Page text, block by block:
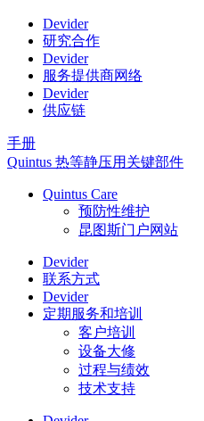
Devider
研究合作
Devider
服务提供商网络
Devider
供应链
手册
Quintus 热等静压用关键部件
Quintus Care
预防性维护
昆图斯门户网站
Devider
联系方式
Devider
定期服务和培训
客户培训
设备大修
过程与绩效
技术支持